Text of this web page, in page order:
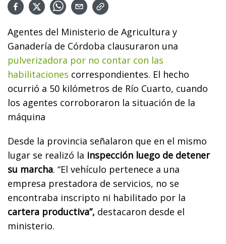
Agentes del Ministerio de Agricultura y
Ganadería de Córdoba clausuraron una
pulverizadora por no contar con las
habilitaciones correspondientes. El hecho
ocurrió a 50 kilómetros de Río Cuarto, cuando
los agentes corroboraron la situación de la
máquina
Desde la provincia señalaron que en el mismo
lugar se realizó la inspección luego de detener
su marcha. “El vehículo pertenece a una
empresa prestadora de servicios, no se
encontraba inscripto ni habilitado por la
cartera productiva”, destacaron desde el
ministerio.